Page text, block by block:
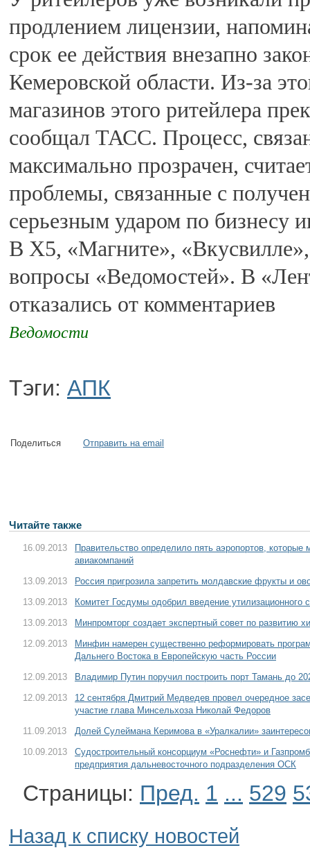
продлением лицензии,
срок ее действия внезапно
Кемеровской области. Из-за
магазинов этого ритейлера
сообщал ТАСС. Процесс,
максимально прозрачен,
проблемы, связанные с
серьезным ударом по бизнесу
В Х5, «Магните»,
вопросы «Ведомостей». В
отказались от комментариев
Ведомости
Тэги: АПК
Поделиться Отправить на email
Читайте также
16.09.2013
Правительство определило пять аэропортов,
авиакомпаний
13.09.2013
Россия пригрозила запретить молдавские фрукты и
13.09.2013
Комитет Госдумы одобрил введение утилизационного
13.09.2013
Минпромторг создает экспертный совет по развитию
12.09.2013
Минфин намерен существенно реформировать
Дальнего Востока в Европейскую часть России
12.09.2013
Владимир Путин поручил построить порт Тамань до
12.09.2013
12 сентября Дмитрий Медведев провел очередное
участие глава Минсельхоза Николай Федоров
11.09.2013
Долей Сулеймана Керимова в «Уралкалии»
10.09.2013
Судостроительный консорциум «Роснефти» и
предприятия дальневосточного подразделения ОСК
Страницы: Пред. 1 ... 529
Назад к списку новостей